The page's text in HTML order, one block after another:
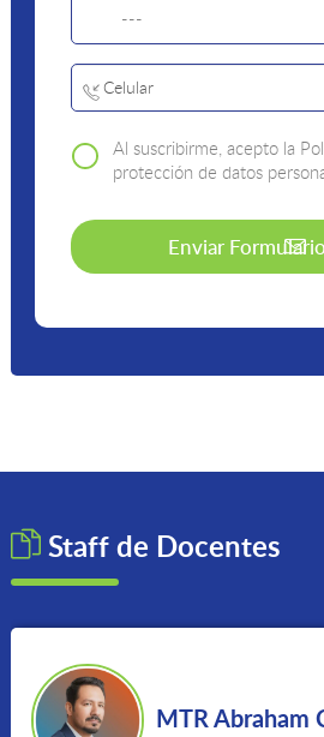
Al suscribirme, acepto la
protección de datos
Staff de Docentes
MTR Abraham